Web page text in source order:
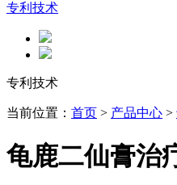
专利技术
专利技术
当前位置： 首页 > 产品中心 >
龟鹿二仙膏治